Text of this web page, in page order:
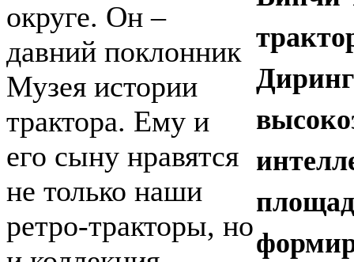
округе. Он –
давний поклонник
Музея истории
трактора. Ему и
его сыну нравятся
не только наши
ретро-тракторы, но